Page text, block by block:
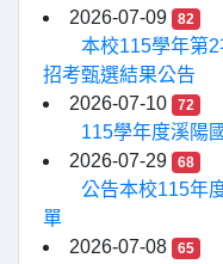
2026-07-09
82
本校115學年第
招考甄選結果公告
2026-07-10
72
115學年度溪陽
2026-07-29
68
公告本校115年
單
2026-07-08
65